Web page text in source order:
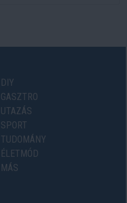
DIY
GASZTRO
UTAZÁS
SPORT
TUDOMÁNY
ÉLETMÓD
MÁS